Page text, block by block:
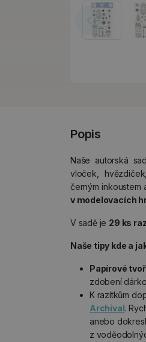
Popis
Naše autorská
vloček,
černým inkoustem
v modelovacích
V sadě je 29 ks
Naše tipy kde a
Papírové
zdobení
K razítkům
Archival.
anebo
z